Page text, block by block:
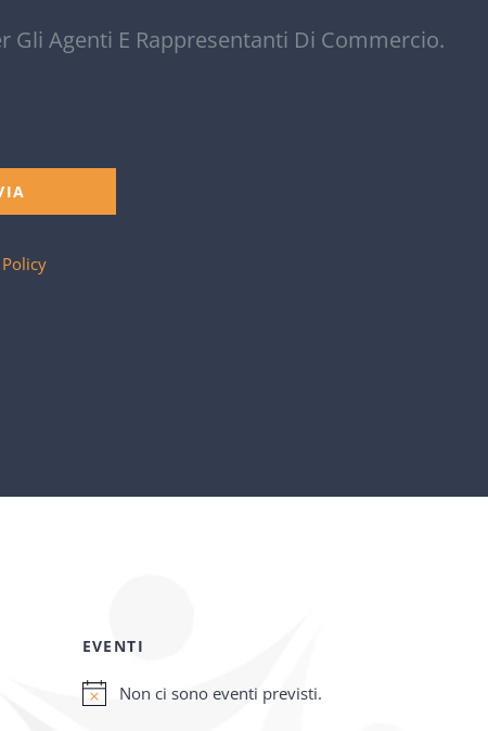
Gli Agenti E Rappresentanti Di Commercio.
EVENTI
Notice
Non ci sono eventi previsti.